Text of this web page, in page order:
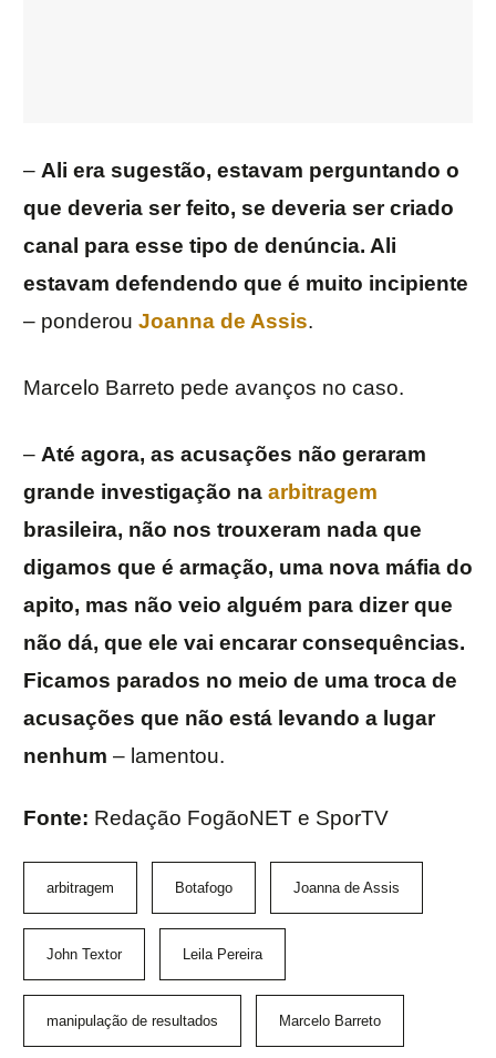
– Ali era sugestão, estavam perguntando o
que deveria ser feito, se deveria ser criado
canal para esse tipo de denúncia. Ali
estavam defendendo que é muito incipiente
– ponderou Joanna de Assis.
Marcelo Barreto pede avanços no caso.
– Até agora, as acusações não geraram
grande investigação na arbitragem
brasileira, não nos trouxeram nada que
digamos que é armação, uma nova máfia do
apito, mas não veio alguém para dizer que
não dá, que ele vai encarar consequências.
Ficamos parados no meio de uma troca de
acusações que não está levando a lugar
nenhum – lamentou.
Fonte: Redação FogãoNET e SporTV
arbitragem Botafogo Joanna de Assis
John Textor Leila Pereira
manipulação de resultados Marcelo Barreto